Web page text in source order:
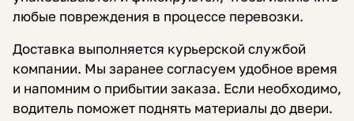
любые повреждения в процессе перевозки.
Доставка выполняется курьерской службой
компании. Мы заранее согласуем удобное время
и напомним о прибытии заказа. Если необходимо,
водитель поможет поднять материалы до двери.